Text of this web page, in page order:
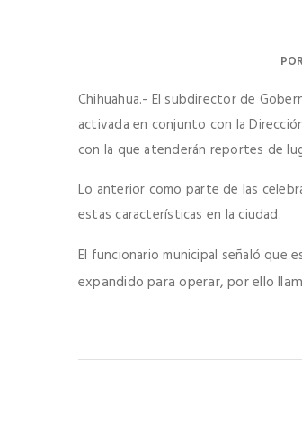
Chihuahua.- El subdirector de
activada en conjunto con la
con la que atenderán reportes de
Lo anterior como parte de las
estas características en la ciudad.
El funcionario municipal señaló
expandido para operar, por ello